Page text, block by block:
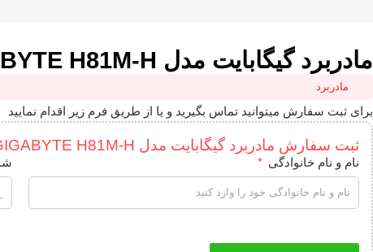
مادربرد گیگابایت مدل GIGABYTE H81M-H
مادربرد
برای ثبت سفارش میتوانید تماس بگیرید و یا از طریق فرم زیر اقدام نمایید
ثبت سفارش مادربرد گیگابایت مدل GIGABYTE H81M-H
نام و نام خانوادگی